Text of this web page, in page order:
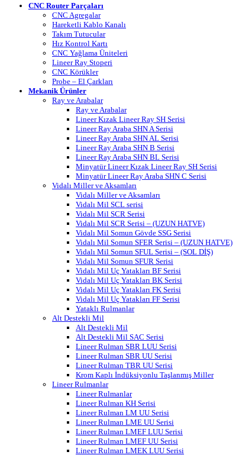
CNC Router Parçaları
CNC Agregalar
Hareketli Kablo Kanalı
Takım Tutucular
Hız Kontrol Kartı
CNC Yağlama Üniteleri
Lineer Ray Stoperi
CNC Körükler
Probe – El Çarkları
Mekanik Ürünler
Ray ve Arabalar
Ray ve Arabalar
Lineer Kızak Lineer Ray SH Serisi
Lineer Ray Araba SHN A Serisi
Lineer Ray Araba SHN AL Serisi
Lineer Ray Araba SHN B Serisi
Lineer Ray Araba SHN BL Serisi
Minyatür Lineer Kızak Lineer Ray SH Serisi
Minyatür Lineer Ray Araba SHN C Serisi
Vidalı Miller ve Aksamları
Vidalı Miller ve Aksamları
Vidalı Mil SCL serisi
Vidalı Mil SCR Serisi
Vidalı Mil SCR Serisi – (UZUN HATVE)
Vidalı Mil Somun Gövde SSG Serisi
Vidalı Mil Somun SFER Serisi – (UZUN HATVE)
Vidalı Mil Somun SFUL Serisi – (SOL DİŞ)
Vidalı Mil Somun SFUR Serisi
Vidalı Mil Uç Yatakları BF Serisi
Vidalı Mil Uç Yatakları BK Serisi
Vidalı Mil Uç Yatakları FK Serisi
Vidalı Mil Uç Yatakları FF Serisi
Yataklı Rulmanlar
Alt Destekli Mil
Alt Destekli Mil
Alt Destekli Mil SAC Serisi
Lineer Rulman SBR LUU Serisi
Lineer Rulman SBR UU Serisi
Lineer Rulman TBR UU Serisi
Krom Kaplı İndüksiyonlu Taşlanmış Miller
Lineer Rulmanlar
Lineer Rulmanlar
Lineer Rulman KH Serisi
Lineer Rulman LM UU Serisi
Lineer Rulman LME UU Serisi
Lineer Rulman LMEF LUU Serisi
Lineer Rulman LMEF UU Serisi
Lineer Rulman LMEK LUU Serisi